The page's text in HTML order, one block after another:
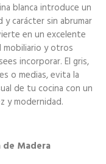
blanca introduce un
carácter sin abrumar
en un excelente
mobiliario y otros
incorporar. El gris,
o medias, evita la
de tu cocina con un
y modernidad.
de Madera